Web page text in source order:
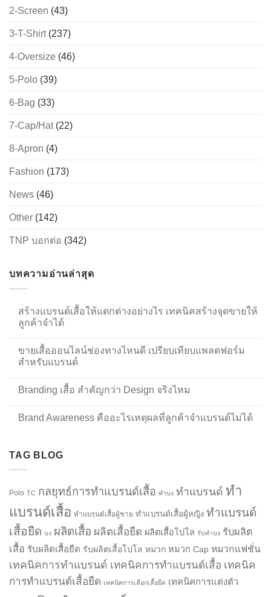
2-Screen (43)
3-T-Shirt(237)
4-Oversize (46)
5-Polo (39)
6-Bag (33)
7-Cap/Hat(22)
8-Apron (4)
Fashion (173)
News (46)
Other (142)
TNP บอกต่อ (342)
บทความอ่านล่าสุด
สร้างแบรนด์เสื้อให้แตกต่างอย่างไร เทคนิคสร้างจุดขายให้
ลูกค้าจำได้
ขายเสื้อออนไลน์ช่องทางไหนดี เปรียบเทียบแพลตฟอร์ม
สำหรับแบรนด์
Branding เสื้อ สำคัญกว่า Design จริงไหม
Brand Awareness คืออะไรเหตุผลที่ลูกค้าจำแบรนด์ไม่ได้
TAG BLOG
Polo TC กลยุทธ์การทำแบรนด์เสื้อ ทำบง ทำแบรนด์ ทำ
แบรนด์เสื้อ ทำแบรนด์เสื้อผู้ชาย ทำแบรนด์เสื้อผู้หญิง ทำแบรนด์
เสื้อยืด บง ผลิตเสื้อ ผลิตเสื้อยืด ผลิตเสื้อโปโล รับทำบง รับผลิต
เสื้อ รับผลิตเสื้อยืด รับผลิตเสื้อโปโล หมวก หมวก Cap หมวกแฟชั่น
เทคนิคการทำแบรนด์ เทคนิคการทำแบรนด์เสื้อ เทคนิค
การทำแบรนด์เสื้อยืด เทคนิคการเลือกเสื้อยืด เทคนิคการแต่งตัว